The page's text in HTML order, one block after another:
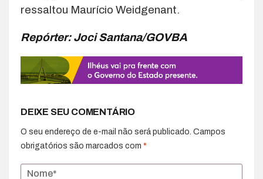
ressaltou Maurício Weidgenant.
Repórter: Joci Santana/GOVBA
DEIXE SEU COMENTÁRIO
O seu endereço de e-mail não será publicado. Campos
obrigatórios são marcados com *